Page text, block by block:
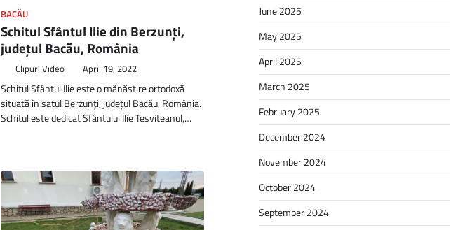
BACĂU
Schitul Sfântul Ilie din Berzunți,
județul Bacău, România
Clipuri Video April 19, 2022
Schitul Sfântul Ilie este o mănăstire ortodoxă
situată în satul Berzunți, județul Bacău, România.
Schitul este dedicat Sfântului Ilie Tesviteanul,…
June 2025
May 2025
April 2025
March 2025
February 2025
December 2024
November 2024
October 2024
September 2024